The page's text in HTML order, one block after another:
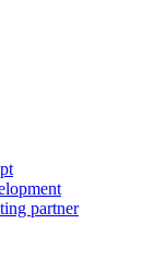
partner